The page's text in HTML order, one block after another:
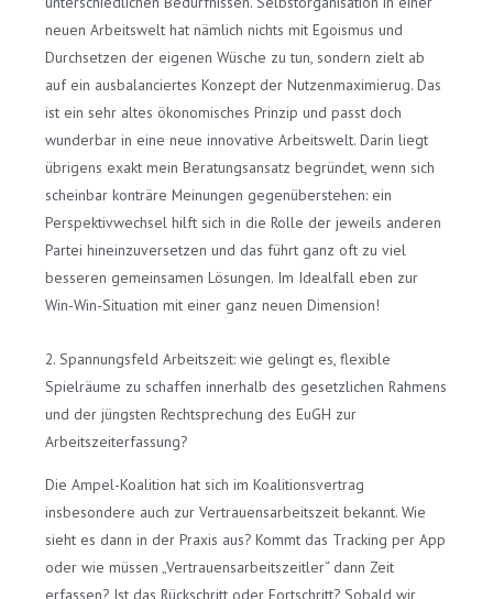
neuen Arbeitswelt hat nämlich nichts mit Egoismus und
Durchsetzen der eigenen Wüsche zu tun, sondern zielt ab
auf ein ausbalanciertes Konzept der Nutzenmaximierug. Das
ist ein sehr altes ökonomisches Prinzip und passt doch
wunderbar in eine neue innovative Arbeitswelt. Darin liegt
übrigens exakt mein Beratungsansatz begründet, wenn sich
scheinbar konträre Meinungen gegenüberstehen: ein
Perspektivwechsel hilft sich in die Rolle der jeweils anderen
Partei hineinzuversetzen und das führt ganz oft zu viel
besseren gemeinsamen Lösungen. Im Idealfall eben zur
Win-Win-Situation mit einer ganz neuen Dimension!
2. Spannungsfeld Arbeitszeit: wie gelingt es, flexible
Spielräume zu schaffen innerhalb des gesetzlichen Rahmens
und der jüngsten Rechtsprechung des EuGH zur
Arbeitszeiterfassung?
Die Ampel-Koalition hat sich im Koalitionsvertrag
insbesondere auch zur Vertrauensarbeitszeit bekannt. Wie
sieht es dann in der Praxis aus? Kommt das Tracking per App
oder wie müssen „Vertrauensarbeitszeitler“ dann Zeit
erfassen? Ist das Rückschritt oder Fortschritt? Sobald wir